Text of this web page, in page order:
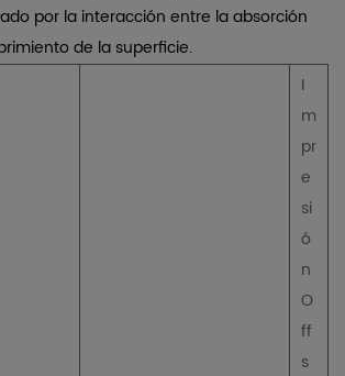
por la interacción entre la absorción
de la superficie.
I
m
pr
e
si
ó
n
O
ff
s